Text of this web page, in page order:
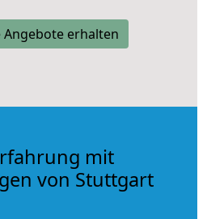
Angebote erhalten
mit
von Stuttgart